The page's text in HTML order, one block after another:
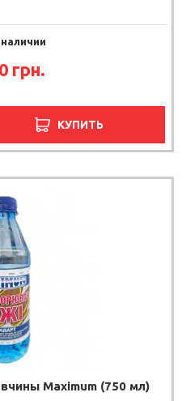
грн.
КУПИТЬ
Maximum (750 мл)